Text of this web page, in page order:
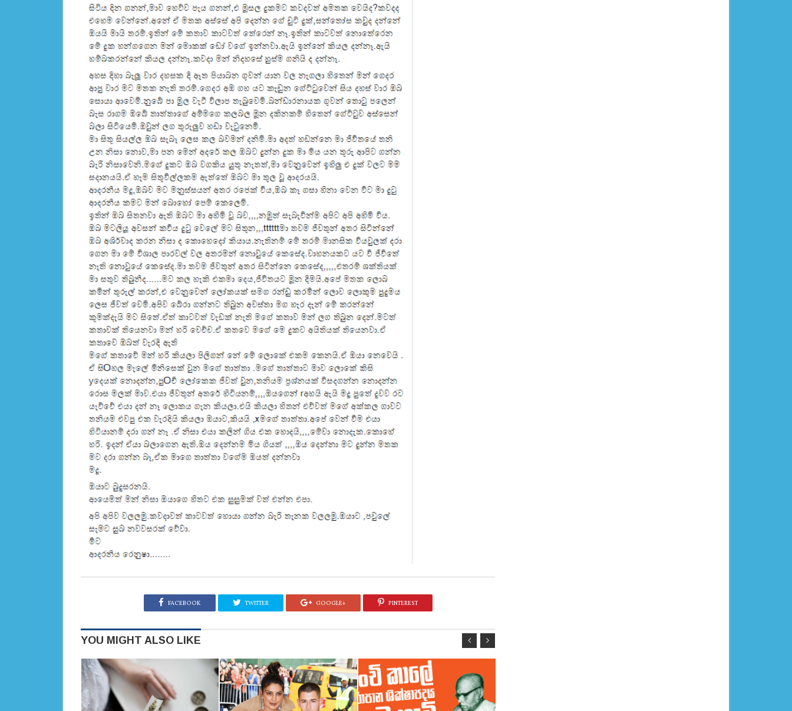
FACEBOOK TWITTER GOOGLE+ PINTEREST
YOU MIGHT ALSO LIKE